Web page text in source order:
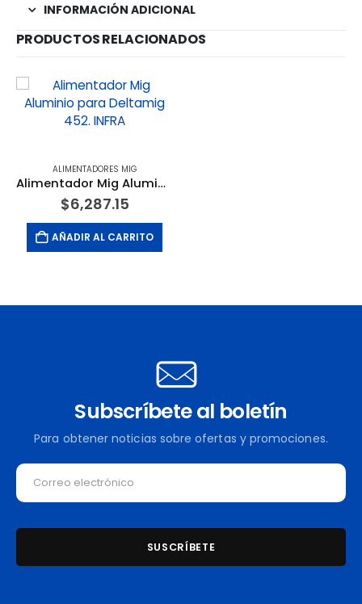
INFORMACIÓN ADICIONAL
PRODUCTOS RELACIONADOS
ALIMENTADORES MIG
Alimentador Mig Aluminio para Deltamig 452. INFRA
$6,287.15
AÑADIR AL CARRITO
Subscríbete al boletín
Para obtener noticias sobre ofertas y promociones.